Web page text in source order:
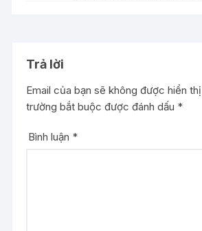
Trả lời
Email của bạn sẽ không được hiển
trường bắt buộc được đánh dấu *
Bình luận *